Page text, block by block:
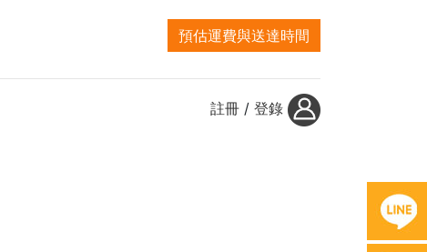
預估運費與送達時間
註冊 / 登錄